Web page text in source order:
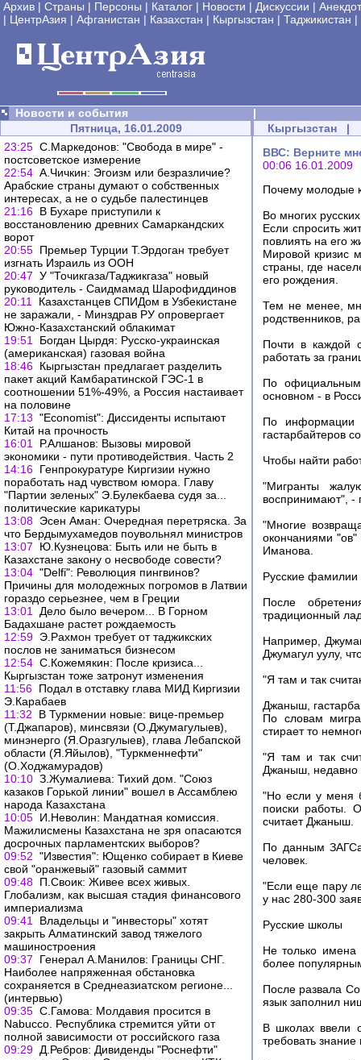
Архив | Страны | Персоны | Каталог | Новости | Дискуссии |
| ЦентрАзия | Афганистан | Казахстан | Кыргызстан | Таджикистан |
Новости и события
|
Пятница, 16.01.2009
23:25 С.Маркедонов: "Свобода в мире" -
постсоветское измерение
22:54 А.Чичкин: Эгоизм или безразличие?
Арабские страны думают о собственных
интересах, а не о судьбе палестинцев
21:16 В Бухаре приступили к
восстановлению древних Самаркандских
ворот
20:55 Премьер Турции Т.Эрдоган требует
изгнать Израиль из ООН
20:47 У "Точикгаза/Таджикгаза" новый
руководитель - Саидмамад Шарофиддинов
20:11
Казахстанцев СПИДом в Узбекистане
не заражали, - Минздрав РУ опровергает
Южно-Казахстанский облакимат
19:51
Богдан Цырдя: Русско-украинская
(американская) газовая война
18:46 Кыргызстан предлагает разделить
пакет акций Камбаратинской ГЭС-1 в
соотношении 51%-49%, а Россия настаивает
на половине
17:13 "Economist": Диссиденты испытают
Китай на прочность
16:01
Р.Алшанов: Вызовы мировой
экономики - пути противодействия. Часть 2
14:16 Генпрокуратуре Киргизии нужно
поработать над чувством юмора. Главу
"Партии зеленых" Э.Булекбаева судя за...
политические карикатуры
13:08 Эсен Аман: Очередная перетряска. За
что Бердымухамедов поувольнял министров
13:07
Ю.Кузнецова: Быть или не быть в
Казахстане закону о несвободе совести?
13:04 "Delfi": Революция пингвинов?
Причины для молодежных погромов в Латвии
гораздо серьезнее, чем в Греции
13:01
Дело было вечером... В Горном
Бадахшане растет рождаемость
12:59 Э.Рахмон требует от таджикских
послов не заниматься бизнесом
12:54 С.Кожемякин: После кризиса...
Кыргызстан тоже затронут изменения
11:56 Подал в отставку глава МИД Киргизии
Э.Карабаев
11:32
В Туркмении новые: вице-премьер
(Т.Джапаров), минсвязи (О.Джумагулыев),
минэнерго (Я.Оразгулыев), глава Лебапской
области (Я.Яйылов), "Туркменнефти"
(О.Ходжамурадов)
10:10 З.Жумалиева: Тихий дом. "Союз
казаков Горькой линии" вошел в Ассамблею
народа Казахстана
10:05 И.Неволин: Мандатная комиссия.
Мажилисмены Казахстана не зря опасаются
досрочных парламентских выборов?
09:52 "Известия": Ющенко собирает в Киеве
свой "оранжевый" газовый саммит
09:48 П.Своик: Живее всех живых.
Глобализм, как высшая стадия финансового
империализма
09:41
Владельцы и "инвесторы" хотят
закрыть Алматинский завод тяжелого
машиностроения
09:37
Генерал А.Манилов: Границы СНГ.
Наиболее напряженная обстановка
сохраняется в Среднеазиатском регионе...
(интервью)
09:35 С.Гамова: Молдавия просится в
Nabucco. Республика стремится уйти от
полной зависимости от российского газа
09:29 Д.Ребров: Дивиденды "Роснефти"
Кыргызстан |
ВВС: Верните
00:06 16.01.2009
Почему молодые
Во многих
Если спросить
повлиять на его
Мировой кризис
страны, где
его рождения.
Тем не менее,
родственников,
Почти в каждой
работать за
По
основном - в
По информации
гастарбайтеров
Чтобы найти
"Мигранты
воспринимают", -
"Многие
окончаниями "ов"
Иманова.
Русские фамилии
После
традиционный
Например,
Джумагул уулу,
"Я там и так
Джаныш,
По словам
стирает то
"Я там и так
Джаныш, недавно
"Но если у меня
поиски работы.
считает Джаныш.
По данным
человек.
"Если еще пару
у нас 280-300
Русские школы
Не только имена
более
После развала
язык заполнил
В школах ввели
требовать знание